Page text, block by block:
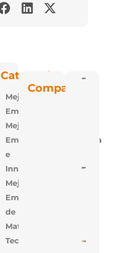
Categorías
Mejora
Empresarial
Mejora
Empresarial,Tecnologia
e
Innovacion
Mejora
Empresarial,Uso
de
Materiales
Tecnología
Compartir
De